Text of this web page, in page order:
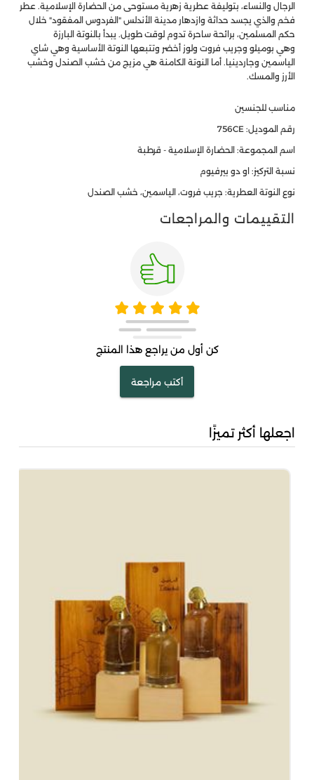
الرجال والنساء، بتوليفة عطرية زهرية مستوحى من الحضارة الإسلامية. عطر
فخم والذي يجسد حداثة وازدهار مدينة الأندلس "الفردوس المفقود" خلال
حكم المسلمين، برائحة ساحرة تدوم لوقت طويل. يبدأ بالنوتة البارزة
وهي بوميلو وجريب فروت ولوز أخضر وتتبعها النوتة الأساسية وهي شاي
الياسمين وجاردينيا. أما النوتة الكامنة هي مزيج من خشب الصندل وخشب
الأرز والمسك.
مناسب للجنسين
رقم الموديل: 756CE
اسم المجموعة: الحضارة الإسلامية - قرطبة
نسبة التركيز: او دو بيرفيوم
نوع النوتة العطرية: جريب فروت، الياسمين، خشب الصندل
التقييمات والمراجعات
كن أول من يراجع هذا المنتج
أكتب مراجعة
اجعلها أكثر تميزًا